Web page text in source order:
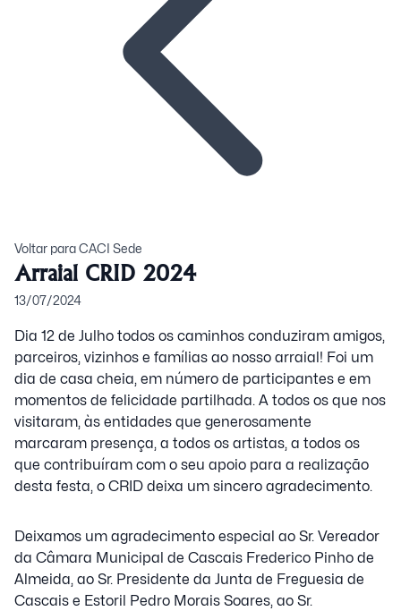
Voltar para CACI Sede
Arraial CRID 2024
13/07/2024
Dia 12 de Julho todos os caminhos conduziram amigos,
parceiros, vizinhos e famílias ao nosso arraial! Foi um
dia de casa cheia, em número de participantes e em
momentos de felicidade partilhada. A todos os que nos
visitaram, às entidades que generosamente
marcaram presença, a todos os artistas, a todos os
que contribuíram com o seu apoio para a realização
desta festa, o CRID deixa um sincero agradecimento.
Deixamos um agradecimento especial ao Sr. Vereador
da Câmara Municipal de Cascais Frederico Pinho de
Almeida, ao Sr. Presidente da Junta de Freguesia de
Cascais e Estoril Pedro Morais Soares, ao Sr.